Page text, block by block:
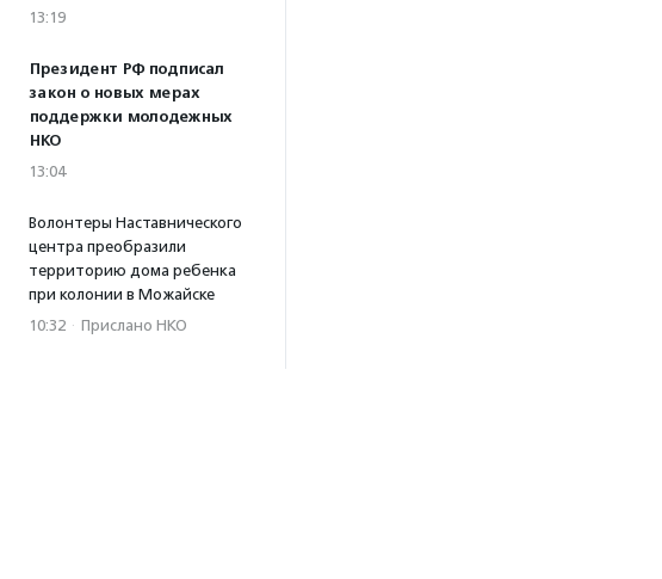
13:19
Президент РФ подписал
закон о новых мерах
поддержки молодежных
НКО
13:04
Волонтеры Наставнического
центра преобразили
территорию дома ребенка
при колонии в Можайске
10:32 · Прислано НКО